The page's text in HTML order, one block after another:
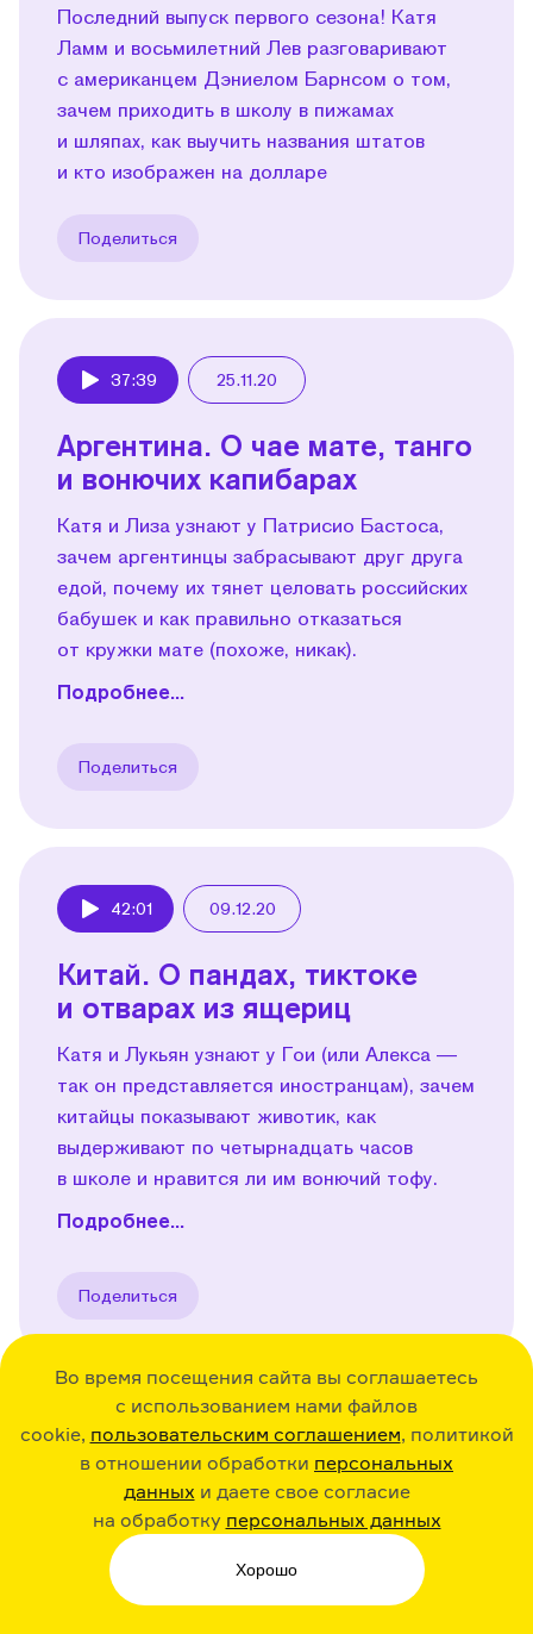
Во время посещения сайта вы соглашаетесь
с использованием нами файлов
cookie, пользовательским соглашением, политикой
в отношении обработки персональных
данных и даете свое согласие
на обработку персональных данных
Хорошо
Последний выпуск первого сезона! Катя
Ламм и восьмилетний Лев разговаривают
с американцем Дэниелом Барнсом о том,
зачем приходить в школу в пижамах
и шляпах, как выучить названия штатов
и кто изображен на долларе
Поделиться
37:39 25.11.20
Аргентина. О чае мате, танго
и вонючих капибарах
Катя и Лиза узнают у Патрисио Бастоса,
зачем аргентинцы забрасывают друг друга
едой, почему их тянет целовать российских
бабушек и как правильно отказаться
от кружки мате (похоже, никак).
Подробнее...
Поделиться
42:01 09.12.20
Китай. О пандах, тиктоке
и отварах из ящериц
Катя и Лукьян узнают у Гои (или Алекса —
так он представляется иностранцам), зачем
китайцы показывают животик, как
выдерживают по четырнадцать часов
в школе и нравится ли им вонючий тофу.
Подробнее...
Поделиться
36:30 23.12.20
Исландия. Об эльфах,
ботинках с картошкой
и вулкане
Эйяфьядлайёкюдль